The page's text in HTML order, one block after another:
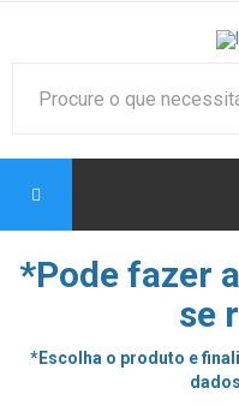
*Pode fazer
se
*Escolha o produto e